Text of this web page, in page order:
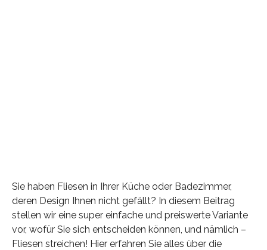
Sie haben Fliesen in Ihrer Küche oder Badezimmer,
deren Design Ihnen nicht gefällt? In diesem Beitrag
stellen wir eine super einfache und preiswerte Variante
vor, wofür Sie sich entscheiden können, und nämlich –
Fliesen streichen! Hier erfahren Sie alles über die